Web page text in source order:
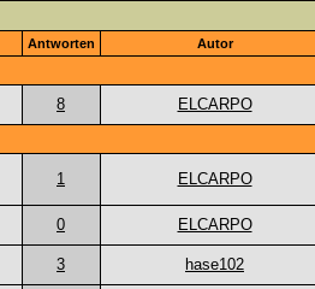
Antworten Autor
8 ELCARPO
1 ELCARPO
0 ELCARPO
3 hase102